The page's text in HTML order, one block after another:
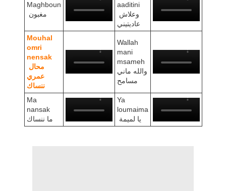
Maghboun
مغبون
aaditini
عاديتيني
Mouhal
omri
nensak
عمري
ننساك
Wallah
mani
msameh
والله ماني
مسامح
Ma
nansak
ما ننساك
Ya
loumaima
يا لميمة